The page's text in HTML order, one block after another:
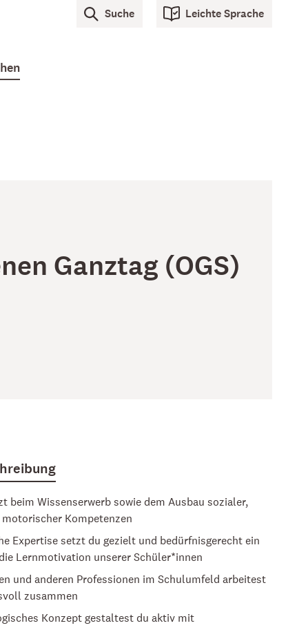
Suche Leichte Sprache
Ganztag (OGS)
beim Wissenserwerb sowie dem Ausbau sozialer,
Kompetenzen
Expertise setzt du gezielt und bedürfnisgerecht ein
Lernmotivation unserer Schüler*innen
und anderen Professionen im Schulumfeld arbeitest
zusammen
Konzept gestaltest du aktiv mit